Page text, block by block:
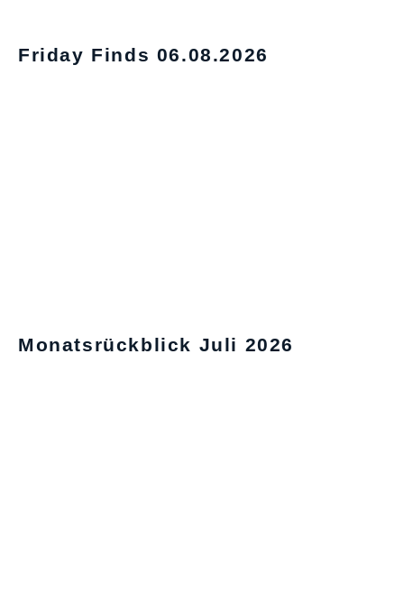
Friday Finds 06.08.2026
Monatsrückblick Juli 2026